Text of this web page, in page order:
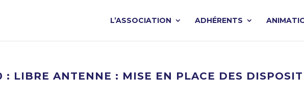
L’ASSOCIATION ADHÉRENTS
LIBRE ANTENNE : MISE EN PLACE DES